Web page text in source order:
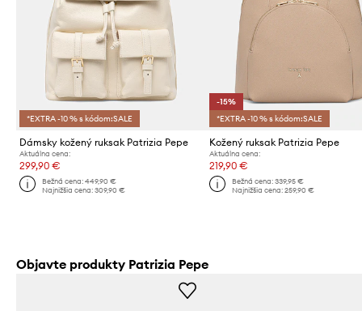
*EXTRA -10 % s kódom:SALE
Dámsky kožený ruksak Patrizia Pepe
Aktuálna cena:
299,90 €
Bežná cena:449,90 €
Najnižšia cena:309,90 €
-15%
*EXTRA -10 % s kódom:SALE
Kožený ruksak Patrizia Pepe
Aktuálna cena:
219,90 €
Bežná cena: 339,95 €
Najnižšia cena: 259,90 €
Objavte produkty Patrizia Pepe